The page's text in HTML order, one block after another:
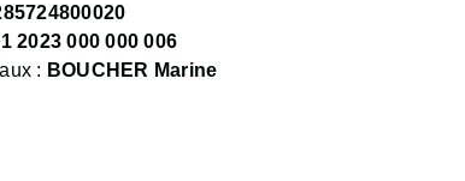
2023 000 000 006
: BOUCHER Marine